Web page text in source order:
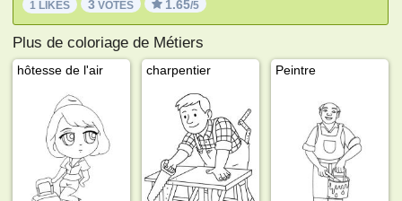
1 LIKES 3 VOTES 1.65/5
Plus de coloriage de Métiers
hôtesse de l'air charpentier Peintre